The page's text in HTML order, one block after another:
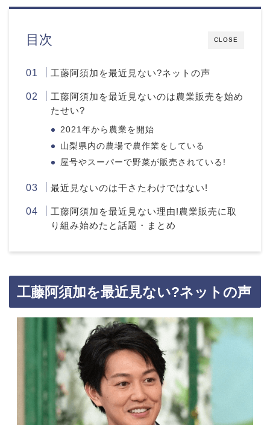
CLOSE
目次
工藤阿須加を最近見ない?ネットの声
工藤阿須加を最近見ないのは農業販売を始め
たせい?
2021年から農業を開始
山梨県内の農場で農作業をしている
屋号やスーパーで野菜が販売されている!
最近見ないのは干さたわけではない!
工藤阿須加を最近見ない理由!農業販売に取
り組み始めたと話題・まとめ
工藤阿須加を最近見ない?ネットの声